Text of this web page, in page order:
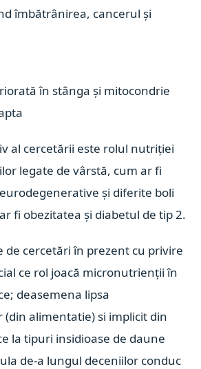
îmbătrânirea, cancerul și
în stânga și mitocondrie
al cercetării este rolul nutriției
legate de vârstă, cum ar fi
și diferite boli
fi obezitatea și diabetul de tip 2.
de cercetări în prezent cu privire
ce rol joacă micronutrienții în
deasemena lipsa
alimentatie) si implicit din
la tipuri insidioase de daune
de-a lungul deceniilor conduc